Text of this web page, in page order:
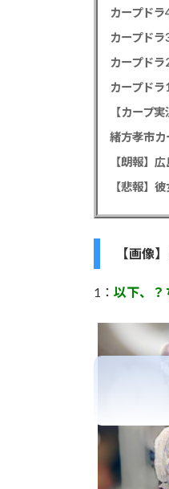
カープド
カープド
カープド
【カープ
緒方孝市
【朗報】
【画像
1： 以下、？